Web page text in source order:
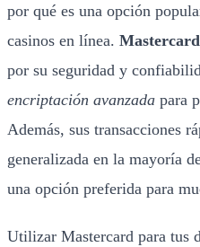
por qué es una opción
casinos en línea. Mastercard
por su seguridad y
encriptación avanzada para
Además, sus transacciones
generalizada en la mayoría
una opción preferida para
Utilizar Mastercard para tus